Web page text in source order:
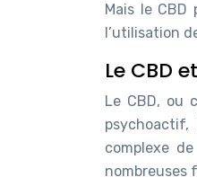
Mais le
l’utilisation
Le CBD
Le CBD, ou
psychoactif,
complexe
nombreuses